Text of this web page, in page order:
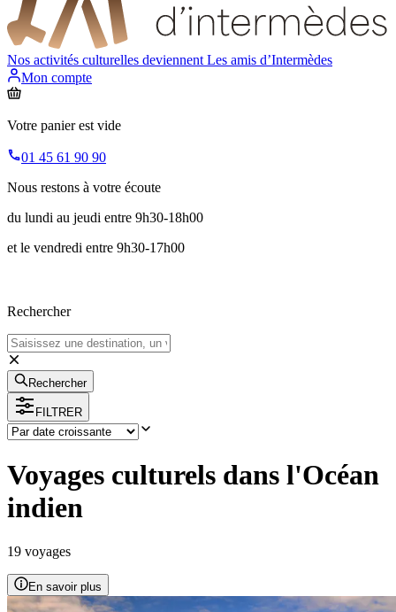
Nos activités culturelles deviennent Les amis d’Intermèdes
Mon compte
Votre panier est vide
01 45 61 90 90
Nous restons à votre écoute
du lundi au jeudi entre 9h30-18h00
et le vendredi entre 9h30-17h00
Rechercher
Rechercher
FILTRER
Voyages culturels dans l'Océan
indien
19 voyages
En savoir plus